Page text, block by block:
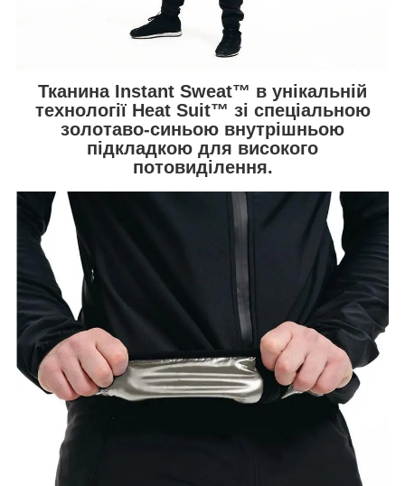
Тканина Instant Sweat™ в унікальній
технології Heat Suit™ зі спеціальною
золотаво-синьою внутрішньою
підкладкою для високого
потовиділення.